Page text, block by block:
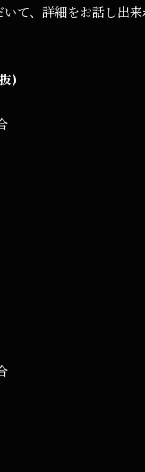
て、詳細をお話し出来
)